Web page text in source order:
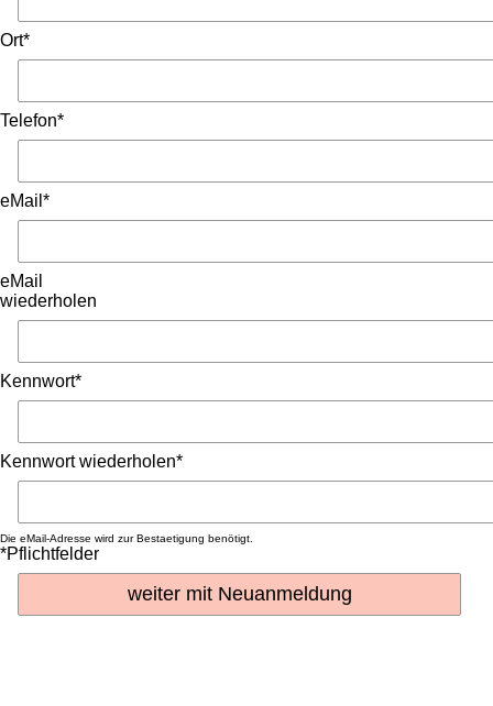
Ort*
Telefon*
eMail*
eMail
wiederholen
Kennwort*
Kennwort wiederholen*
Die eMail-Adresse wird zur Bestaetigung benötigt.
*Pflichtfelder